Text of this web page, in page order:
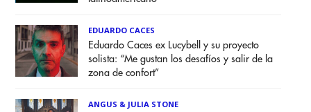
EDUARDO CACES
Eduardo Caces ex Lucybell y su proyecto
solista: “Me gustan los desafíos y salir de la
zona de confort”
ANGUS & JULIA STONE